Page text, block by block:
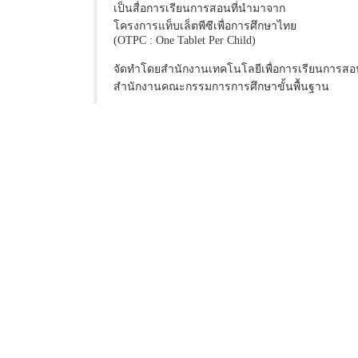
เป็นสื่อการเรียนการสอนที่นำมาจาก
โครงการแท็บเล็ตพีซีเพื่อการศึกษาไทย
(OTPC : One Tablet Per Child)
จัดทำโดยสำนักงานเทคโนโลยีเพื่อการเรียนการส
สำนักงานคณะกรรมการการศึกษาขั้นพื้นฐาน